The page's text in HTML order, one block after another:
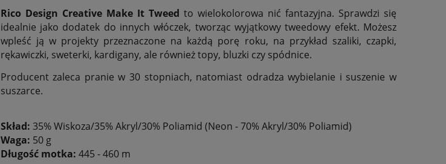
Rico Design Creative Make It Tweed to wielokolorowa nić fantazyjna. Sprawdzi się
idealnie jako dodatek do innych włóczek, tworząc wyjątkowy tweedowy efekt. Możesz
wpleść ją w projekty przeznaczone na każdą porę roku, na przykład szaliki, czapki,
rękawiczki, sweterki, kardigany, ale również topy, bluzki czy spódnice.
Producent zaleca pranie w 30 stopniach, natomiast odradza wybielanie i suszenie w
suszarce.
Skład: 35% Wiskoza/35% Akryl/30% Poliamid (Neon - 70% Akryl/30% Poliamid)
Waga: 50 g
Długość motka: 445 - 460 m